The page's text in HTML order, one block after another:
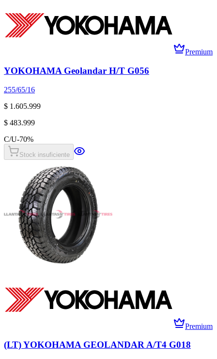
Premium
YOKOHAMA Geolandar H/T G056
255/65/16
$ 1.605.999
$ 483.999
C/U-70%
Stock insuficiente
Premium
(LT) YOKOHAMA GEOLANDAR A/T4 G018